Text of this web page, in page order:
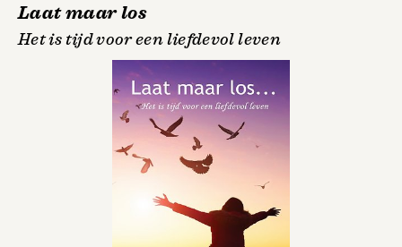
Laat maar los
Het is tijd voor een liefdevol leven